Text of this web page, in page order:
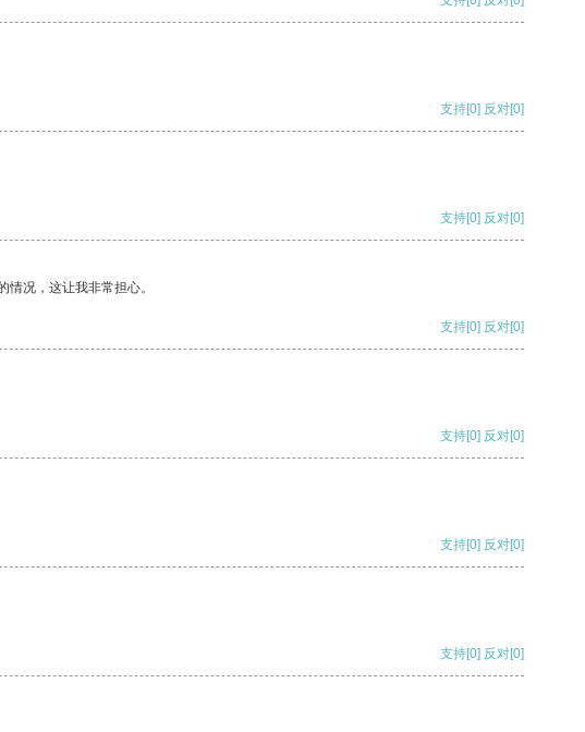
支持[0] 反对[0]
支持[0] 反对[0]
况，这让我非常担心。
支持[0] 反对[0]
支持[0] 反对[0]
支持[0] 反对[0]
支持[0] 反对[0]